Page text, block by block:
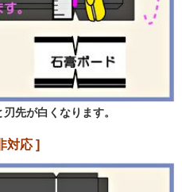
先が白くなります。
対応 ]